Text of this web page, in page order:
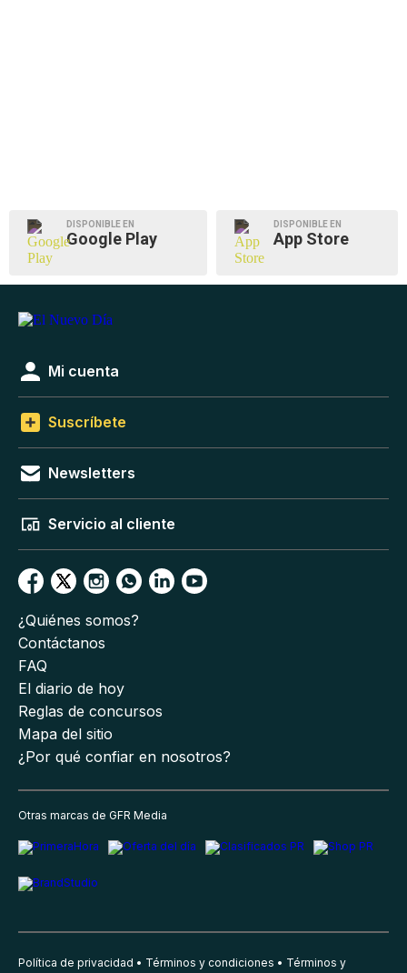
DISPONIBLE EN
Google Play
DISPONIBLE EN
App Store
Mi cuenta
Suscríbete
Newsletters
Servicio al cliente
¿Quiénes somos?
Contáctanos
FAQ
El diario de hoy
Reglas de concursos
Mapa del sitio
¿Por qué confiar en nosotros?
Otras marcas de GFR Media
Política de privacidad Términos y condiciones Términos y